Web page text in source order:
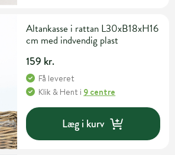
Altankasse i rattan L30xB18xH16
cm med indvendig plast
159 kr.
Få leveret
Klik & Hent i 9 centre
Læg i kurv